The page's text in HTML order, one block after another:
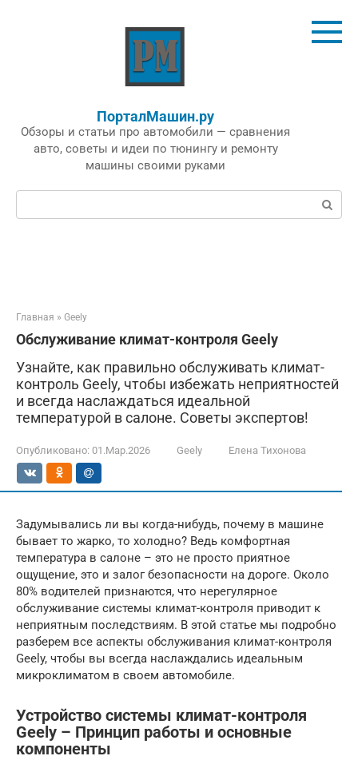
ПорталМашин.ру
Обзоры и статьи про автомобили — сравнения
авто, советы и идеи по тюнингу и ремонту
машины своими руками
Поиск:
Главная » Geely
Обслуживание климат-контроля Geely
Узнайте, как правильно обслуживать климат-
контроль Geely, чтобы избежать неприятностей
и всегда наслаждаться идеальной
температурой в салоне. Советы экспертов!
Опубликовано: 01.Мар.2026 Geely Елена Тихонова
Задумывались ли вы когда-нибудь, почему в машине
бывает то жарко, то холодно? Ведь комфортная
температура в салоне – это не просто приятное
ощущение, это и залог безопасности на дороге. Около
80% водителей признаются, что нерегулярное
обслуживание системы климат-контроля приводит к
неприятным последствиям. В этой статье мы подробно
разберем все аспекты обслуживания климат-контроля
Geely, чтобы вы всегда наслаждались идеальным
микроклиматом в своем автомобиле.
Устройство системы климат-контроля
Geely – Принцип работы и основные
компоненты